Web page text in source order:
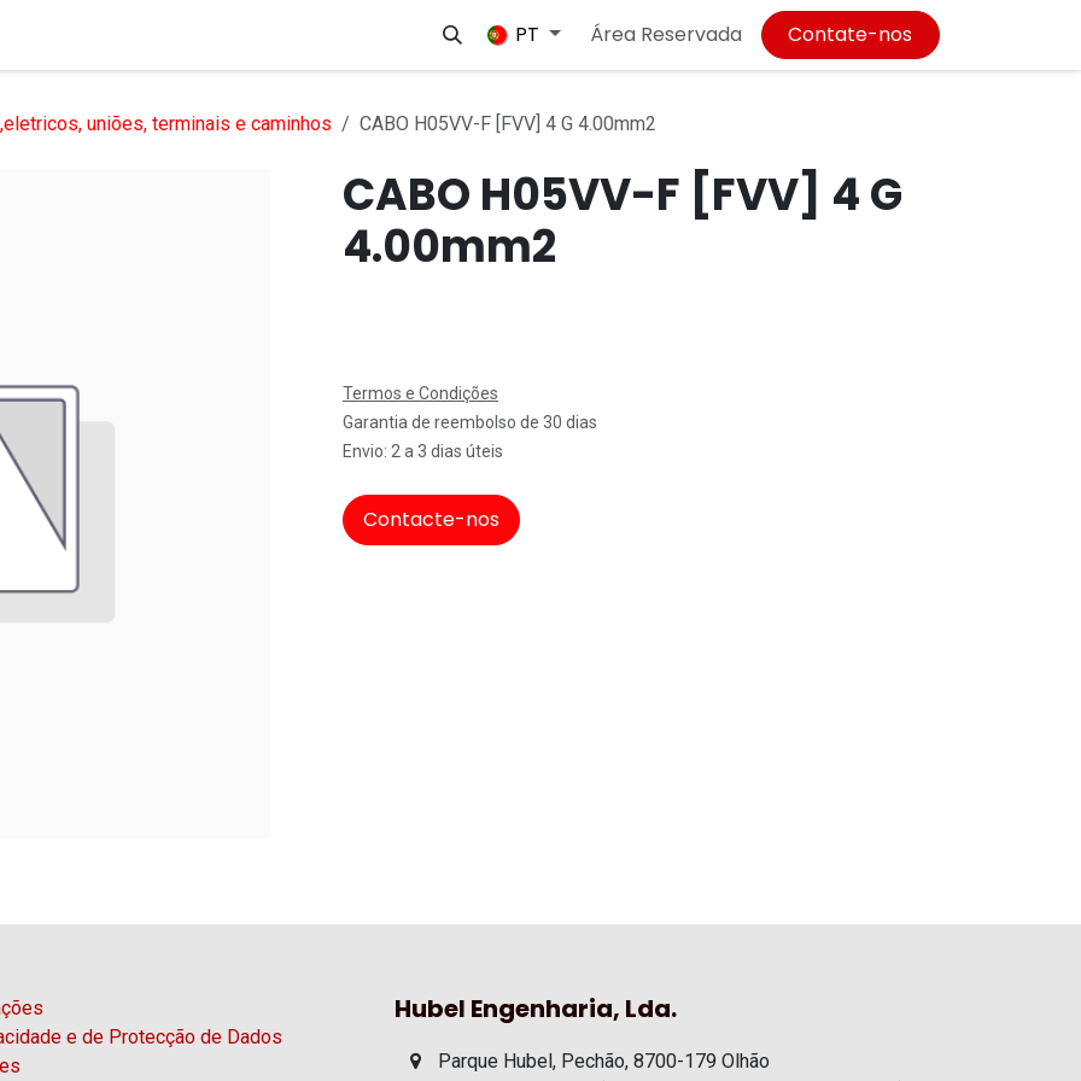
Empregos
PT Área Reservada Contate-nos
uniões, terminais e caminhos CABO H05VV-F [FVV] 4 G 4.00mm2
CABO H05VV-F [FVV] 4 G
4.00mm2
Termos e Condições
Garantia de reembolso de 30 dias
Envio: 2 a 3 dias úteis
Contacte-nos
Hubel Engenharia, Lda.
Parque Hubel, Pechão, 8700-179 Olhão
e de Protecção de Dados